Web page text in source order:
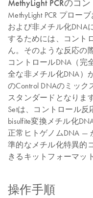
MethyLight PCRのコ
MethyLight PCR プロー
および非メチル化DNA
するためには、コント
ん。そのような反応の
コントロールDNA（完
全な非メチル化DNA）
のControl DNAのミッ
スタンダードとなりま
Setは、コントロール
bisulfite変換メチル化
正常ヒトゲノムDNA —
準的なメチル化特異的
きるキットフォーマッ
操作手順